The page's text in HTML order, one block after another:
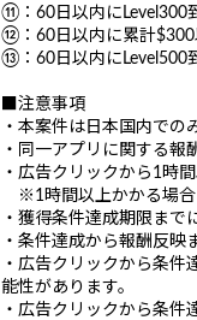
⑪：60日以内にLevel300
⑫：60日以内に累計$300
⑬：60日以内にLevel500
■注意事項
・本案件は日本国内での
・同一アプリに関する報
・広告クリックから1時
※1時間以上かかる場合
・獲得条件達成期限まで
・条件達成から報酬反映
・広告クリックから条件
能性があります。
・広告クリックから条件